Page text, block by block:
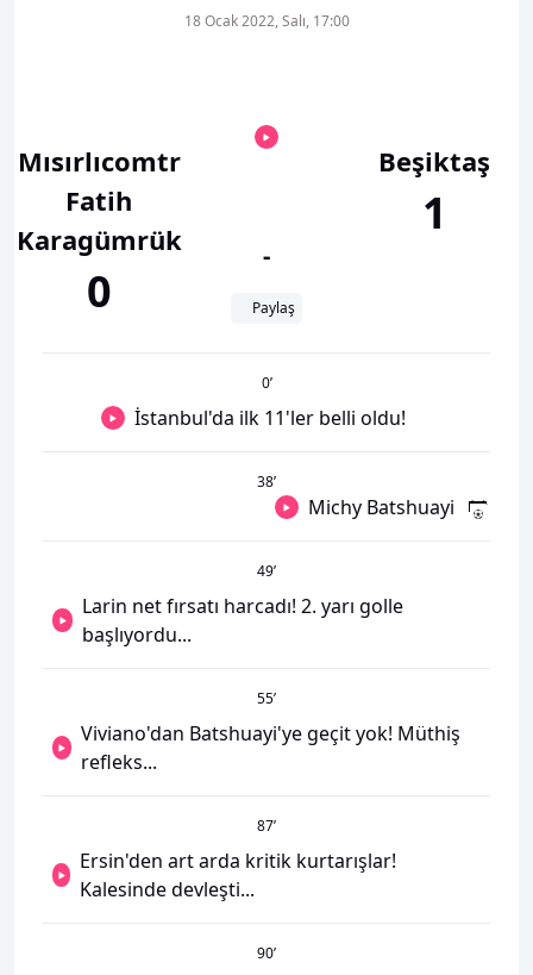
Mısırlıcomtr
Fatih
Karagümrük
0
18 Ocak 2022, Salı, 17:00
-
Paylaş
Beşiktaş
1
0’
İstanbul'da ilk 11'ler belli oldu!
38’
Michy Batshuayi
49’
Larin net fırsatı harcadı! 2. yarı golle
başlıyordu...
55’
Viviano'dan Batshuayi'ye geçit yok! Müthiş
refleks...
87’
Ersin'den art arda kritik kurtarışlar!
Kalesinde devleşti...
90’